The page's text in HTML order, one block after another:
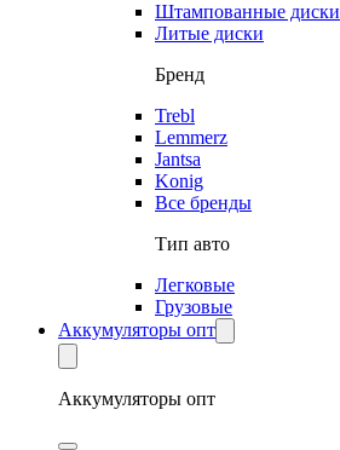
Штампованные диски
Литые диски
Бренд
Trebl
Lemmerz
Jantsa
Konig
Все бренды
Тип авто
Легковые
Грузовые
Аккумуляторы опт
Аккумуляторы опт